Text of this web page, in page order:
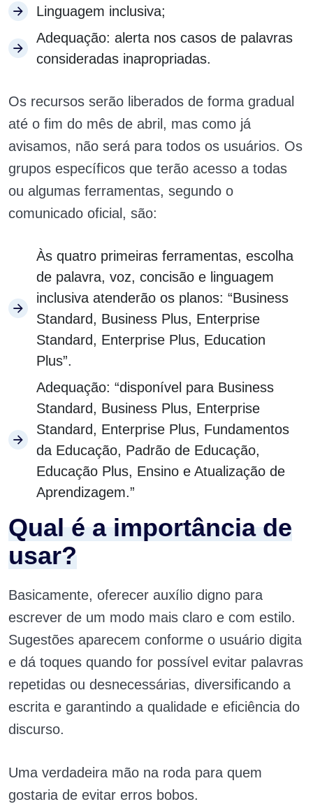
Linguagem inclusiva;
Adequação: alerta nos casos de palavras
consideradas inapropriadas.
Os recursos serão liberados de forma gradual
até o fim do mês de abril, mas como já
avisamos, não será para todos os usuários. Os
grupos específicos que terão acesso a todas
ou algumas ferramentas, segundo o
comunicado oficial, são:
Às quatro primeiras ferramentas, escolha
de palavra, voz, concisão e linguagem
inclusiva atenderão os planos: “Business
Standard, Business Plus, Enterprise
Standard, Enterprise Plus, Education
Plus”.
Adequação: “disponível para Business
Standard, Business Plus, Enterprise
Standard, Enterprise Plus, Fundamentos
da Educação, Padrão de Educação,
Educação Plus, Ensino e Atualização de
Aprendizagem.”
Qual é a importância de
usar?
Basicamente, oferecer auxílio digno para
escrever de um modo mais claro e com estilo.
Sugestões aparecem conforme o usuário digita
e dá toques quando for possível evitar palavras
repetidas ou desnecessárias, diversificando a
escrita e garantindo a qualidade e eficiência do
discurso.
Uma verdadeira mão na roda para quem
gostaria de evitar erros bobos.